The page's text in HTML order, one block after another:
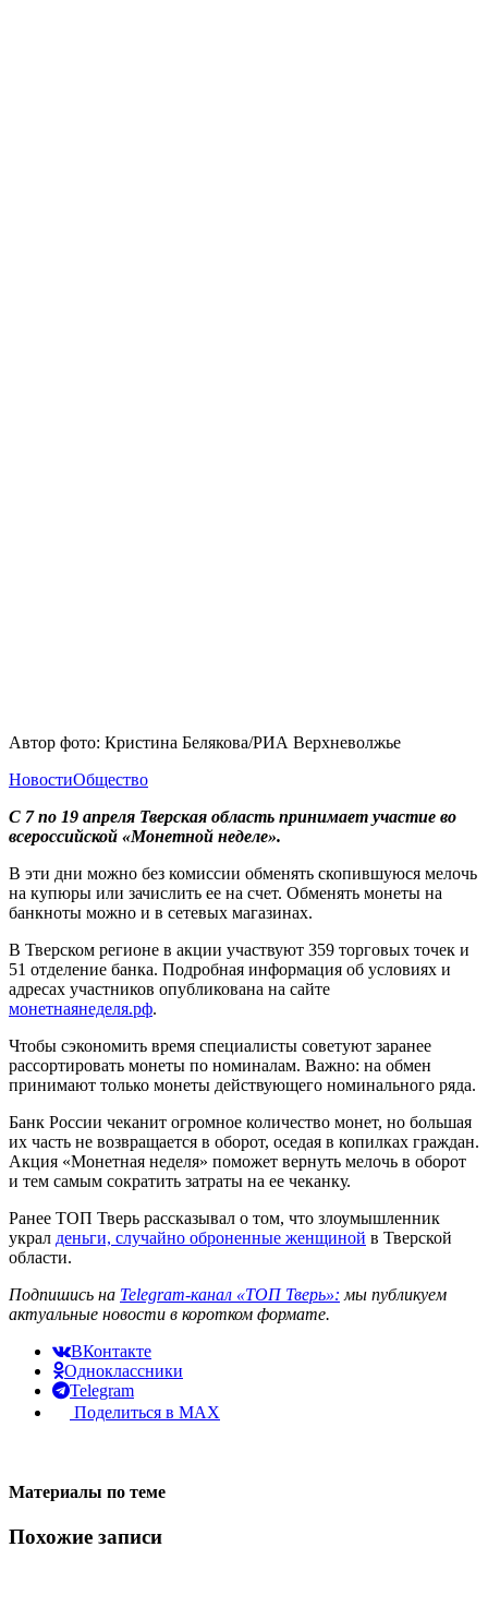
Автор фото: Кристина Белякова/РИА Верхневолжье
НовостиОбщество
С 7 по 19 апреля Тверская область принимает участие во
всероссийской «Монетной неделе».
В эти дни можно без комиссии обменять скопившуюся мелочь
на купюры или зачислить ее на счет. Обменять монеты на
банкноты можно и в сетевых магазинах.
В Тверском регионе в акции участвуют 359 торговых точек и
51 отделение банка. Подробная информация об условиях и
адресах участников опубликована на сайте
монетнаянеделя.рф.
Чтобы сэкономить время специалисты советуют заранее
рассортировать монеты по номиналам. Важно: на обмен
принимают только монеты действующего номинального ряда.
Банк России чеканит огромное количество монет, но большая
их часть не возвращается в оборот, оседая в копилках граждан.
Акция «Монетная неделя» поможет вернуть мелочь в оборот
и тем самым сократить затраты на ее чеканку.
Ранее ТОП Тверь рассказывал о том, что злоумышленник
украл деньги, случайно оброненные женщиной в Тверской
области.
Подпишись на Telegram-канал «ТОП Тверь»: мы публикуем
актуальные новости в коротком формате.
ВКонтакте
Одноклассники
Telegram
Поделиться в MAX
Материалы по теме
Похожие записи